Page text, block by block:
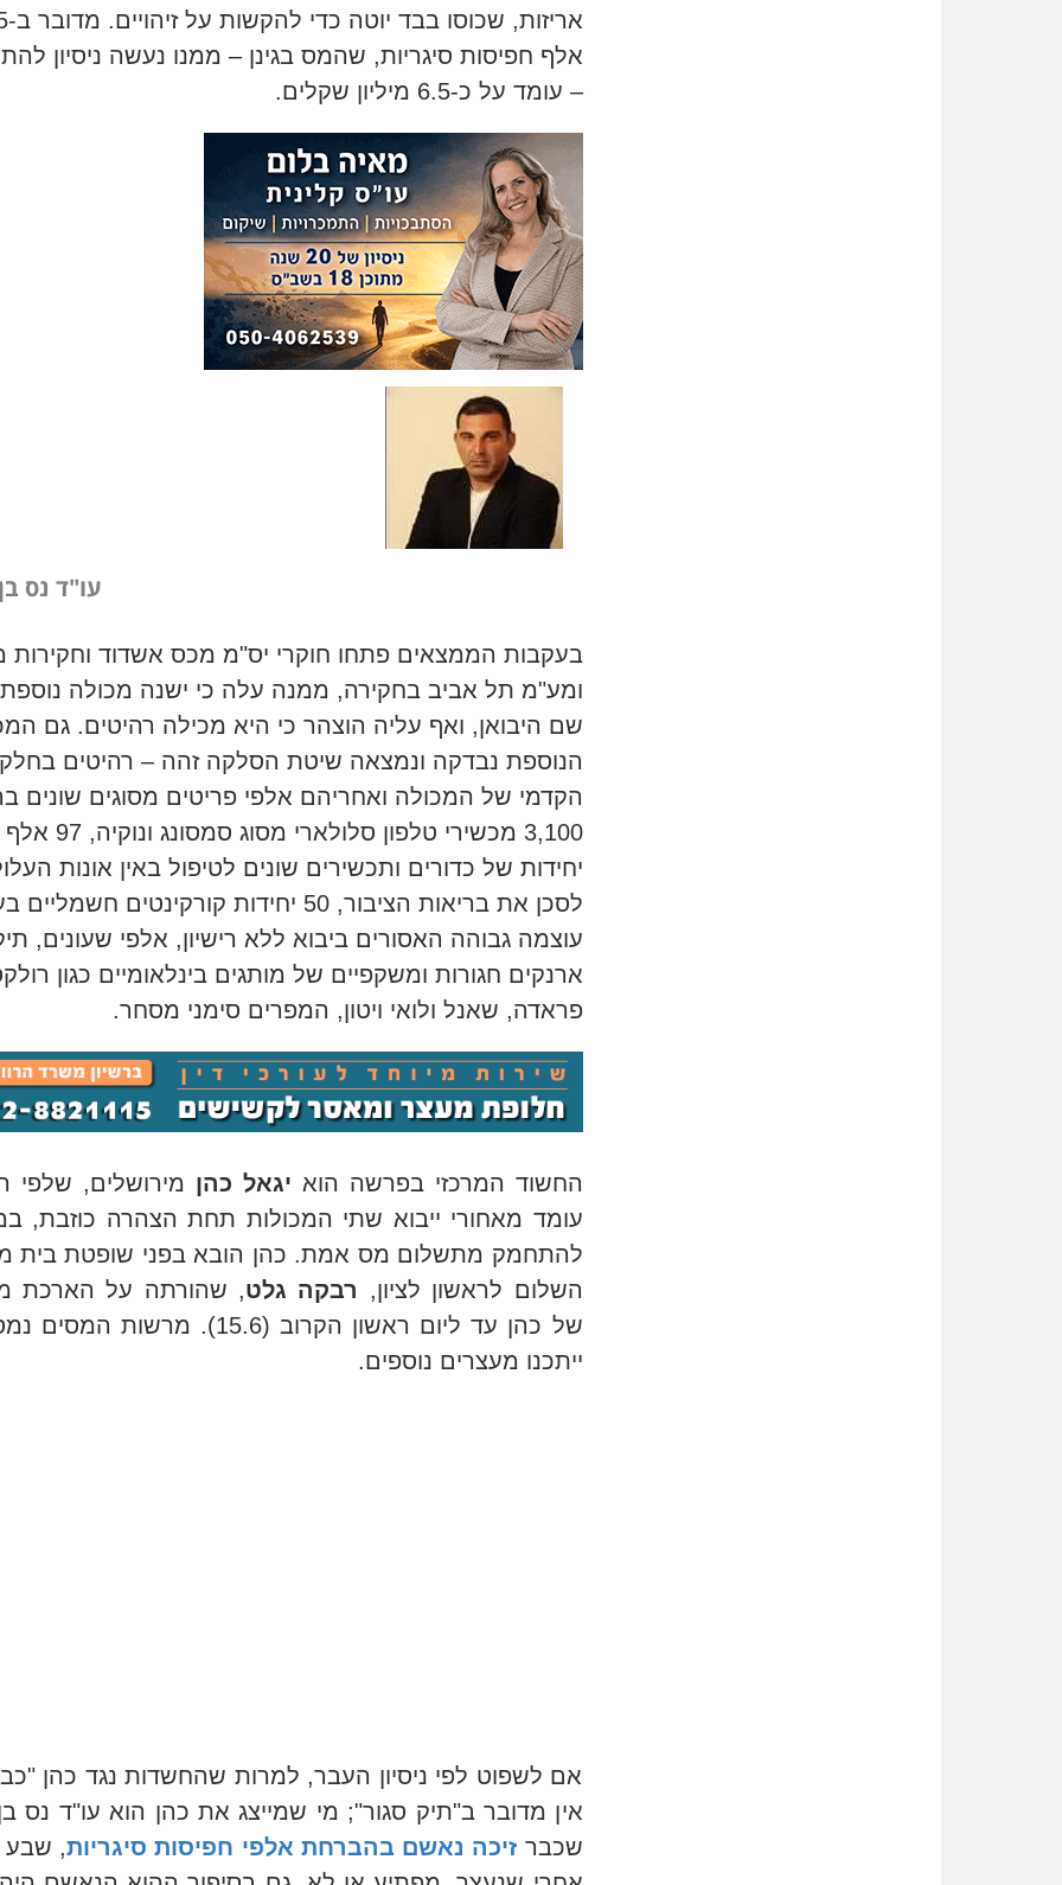
אלף חפיסות סיגריות, שהמס בגינן – ממנו נעשה ניסיון
– עומד על כ-6.5 מיליון שקלים.
עו"ד נס
בעקבות הממצאים פתחו חוקרי יס"מ מכס אשדוד וחקירות
ומע"מ תל אביב בחקירה, ממנה עלה כי ישנה מכולה
שם היבואן, ואף עליה הוצהר כי היא מכילה רהיטים. גם
הנוספת נבדקה ונמצאה שיטת הסלקה זהה – רהיטים בחלק
הקדמי של המכולה ואחריהם אלפי פריטים מסוגים שונים
3,100 מכשירי טלפון סלולארי מסוג סמסונג ונוקיה, 97 אלף
יחידות של כדורים ותכשירים שונים לטיפול באין אונות
לסכן את בריאות הציבור, 50 יחידות קורקינטים
עוצמה גבוהה האסורים ביבוא ללא רישיון, אלפי שעונים,
ארנקים חגורות ומשקפיים של מותגים בינלאומיים כגון
פראדה, שאנל ולואי ויטון, המפרים סימני מסחר.
החשוד המרכזי בפרשה הוא יגאל כהן מירושלים, שלפי
עומד מאחורי ייבוא שתי המכולות תחת הצהרה כוזבת,
להתחמק מתשלום מס אמת. כהן הובא בפני שופטת בית
השלום לראשון לציון, רבקה גלט, שהורתה על הארכת
של כהן עד ליום ראשון הקרוב (15.6). מרשות
ייתכנו מעצרים נוספים.
אם לשפוט לפי ניסיון העבר, למרות שהחשדות נגד כהן
אין מדובר ב"תיק סגור"; מי שמייצג את כהן הוא עו"ד נס
שכבר זיכה נאשם בהברחת אלפי חפיסות סיגריות, שבע